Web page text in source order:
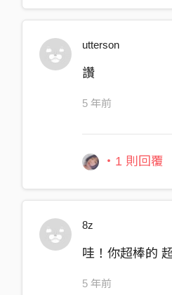
Da Da Da-da Da Da-da
Da Da Da-da Da Da-da
Da Da Da-da Da Da-da
utterson
讚
5 年前
・1 則回覆
8z
哇！你超棒的
5 年前